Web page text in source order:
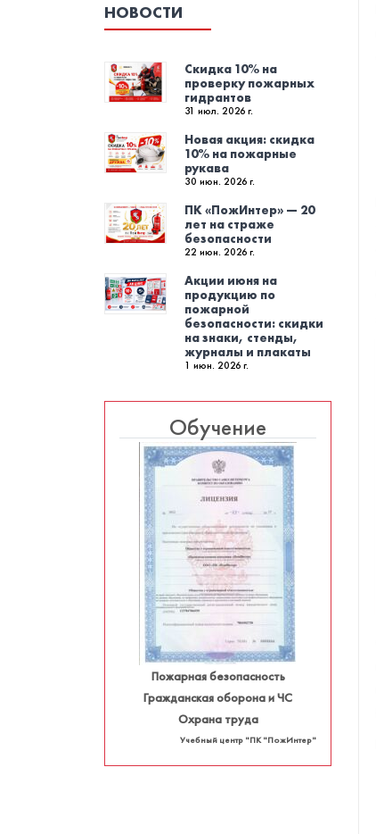
НОВОСТИ
Скидка 10% на
проверку пожарных
гидрантов
31 июл. 2026 г.
Новая акция: скидка
10% на пожарные
рукава
30 июн. 2026 г.
ПК «ПожИнтер» — 20
лет на страже
безопасности
22 июн. 2026 г.
Акции июня на
продукцию по
пожарной
безопасности: скидки
на знаки, стенды,
журналы и плакаты
1 июн. 2026 г.
Обучение
Пожарная безопасность
Гражданская оборона и ЧС
Охрана труда
Учебный центр "ПК "ПожИнтер"